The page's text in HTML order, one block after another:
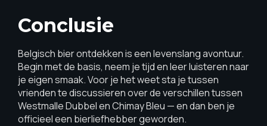
Conclusie
Belgisch bier ontdekken is een levenslang avontuur.
Begin met de basis, neem je tijd en leer luisteren naar
je eigen smaak. Voor je het weet sta je tussen
vrienden te discussieren over de verschillen tussen
Westmalle Dubbel en Chimay Bleu — en dan ben je
officieel een bierliefhebber geworden.